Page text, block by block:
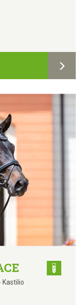
Kastilio